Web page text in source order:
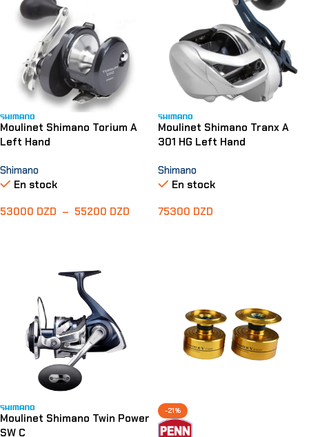
Moulinet Shimano Torium A
Left Hand
Shimano
En stock
53000 DZD – 55200 DZD
Moulinet Shimano Tranx A
301 HG Left Hand
Shimano
En stock
75300 DZD
Moulinet Shimano Twin Power
SW C
-21%